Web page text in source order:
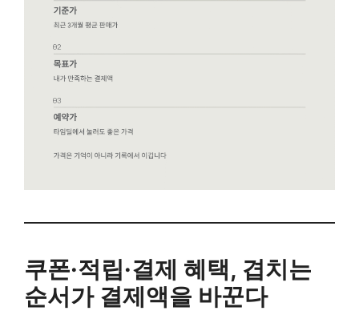
쿠폰·적립·결제 혜택, 겹치는
순서가 결제액을 바꾼다